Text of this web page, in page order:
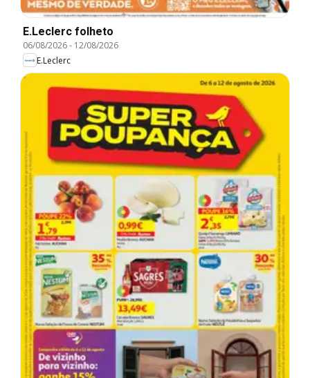
E.Leclerc folheto
06/08/2026- 12/08/2026
E.Leclerc